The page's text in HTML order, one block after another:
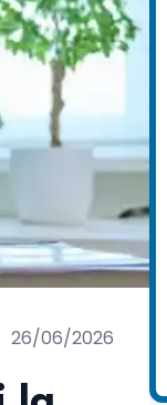
26/06/2026